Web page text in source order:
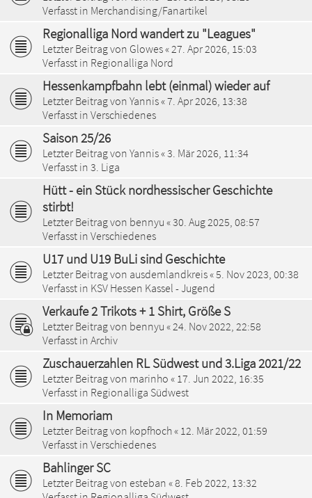
Verfasst in Merchandising/Fanartikel
Regionalliga Nord wandert zu "Leagues"
Letzter Beitrag von Glowes« 27. Apr 2026, 15:03
Verfasst in Regionalliga Nord
Hessenkampfbahn lebt (einmal) wieder auf
Letzter Beitrag von Yannis«7. Apr 2026, 13:38
Verfasst in Verschiedenes
Saison 25/26
Letzter Beitrag von Yannis«3. Mär 2026, 11:34
Verfasst in 3. Liga
Hütt - ein Stück nordhessischer Geschichte
stirbt!
Letzter Beitrag von bennyu «30. Aug 2025, 08:57
Verfasst in Verschiedenes
U17 und U19 BuLi sind Geschichte
Letzter Beitrag von ausdemlandkreis«5. Nov 2023, 00:38
Verfasst in KSV Hessen Kassel - Jugend
Verkaufe 2 Trikots + 1 Shirt, Größe S
Letzter Beitrag von bennyu « 24. Nov 2022, 22:58
Verfasst in Archiv
Zuschauerzahlen RL Südwest und 3.Liga 2021/22
Letzter Beitrag von marinho « 17. Jun 2022, 16:35
Verfasst in Regionalliga Südwest
In Memoriam
Letzter Beitrag von kopfhoch« 12. Mär 2022, 01:59
Verfasst in Verschiedenes
Bahlinger SC
Letzter Beitrag von esteban «8. Feb 2022, 13:32